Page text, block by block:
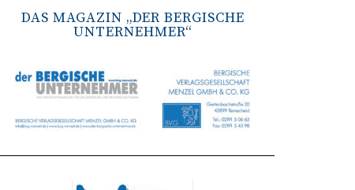
Remscheid stärkt Krisenvorsorge
Remscheid trainieren Krisenstabsarbeit am
Institut der Feuerwehr NRW in Münster.
Wie funktioniert die Zusammenarbeit im
Krisenfall? Welche Entscheidungen müssen
unter Zeitdruck getroffen werden? Und wie
bestmöglich geschützt werden? Mit diesen und
Mitarbeitende der Stadt Remscheid Ende Juni in
DAS MAGAZIN „DER BERGISCHE
UNTERNEHMER“